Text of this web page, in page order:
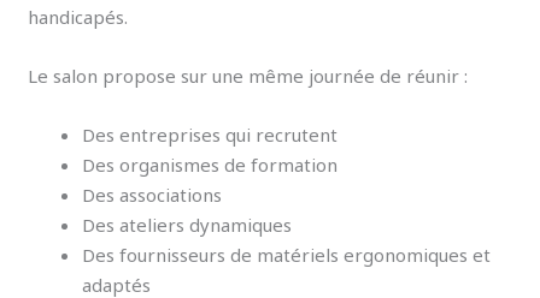
handicapés.
Le salon propose sur une même journée de réunir :
Des entreprises qui recrutent
Des organismes de formation
Des associations
Des ateliers dynamiques
Des fournisseurs de matériels ergonomiques et
adaptés